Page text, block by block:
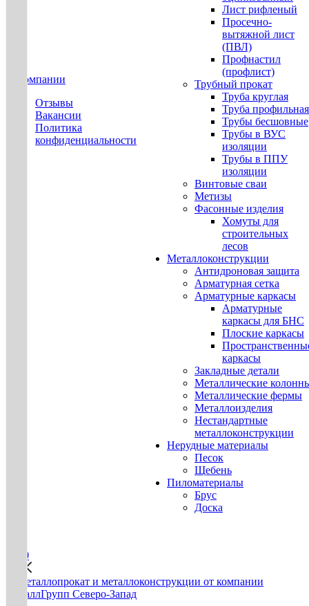
О компании
Отзывы
Вакансии
Политика
конфиденциальности
Лист рифленый
Просечно-
вытяжной лист
(ПВЛ)
Профнастил
(профлист)
Трубный прокат
Труба круглая
Труба профильная
Трубы бесшовные
Трубы в ВУС
изоляции
Трубы в ППУ
изоляции
Винтовые сваи
Метизы
Фасонные изделия
Хомуты для
строительных
лесов
Металлоконструкции
Антидроновая защита
Арматурная сетка
Арматурные каркасы
Арматурные
каркасы для БНС
Плоские каркасы
каркасы
Закладные детали
Металлические
Металлические фермы
Металлоизделия
Нестандартные
металлоконструкции
Нерудные материалы
Песок
Щебень
Пиломатериалы
Брус
Доска
0